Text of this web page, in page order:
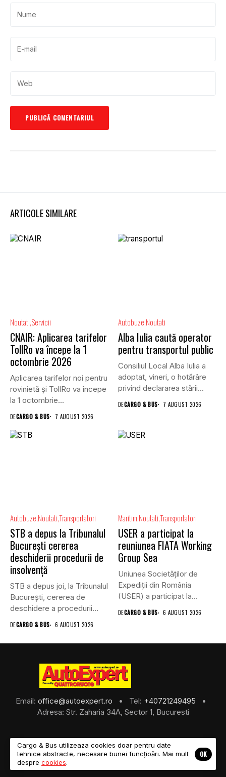
ARTICOLE SIMILARE
Noutati Servicii
CNAIR: Aplicarea tarifelor
TollRo va începe la 1
octombrie 2026
Aplicarea tarifelor noi pentru
rovinietă și TollRo va începe
la 1 octombrie...
DECARGO & BUS 7 AUGUST 2026
Autobuze Noutati
Alba Iulia caută operator
pentru transportul public
Consiliul Local Alba Iulia a
adoptat, vineri, o hotărâre
privind declararea stării...
DECARGO & BUS 7 AUGUST 2026
Autobuze NoutatiTransportatori
STB a depus la Tribunalul
București cererea
deschiderii procedurii de
insolvență
STB a depus joi, la Tribunalul
Bucureşti, cererea de
deschidere a procedurii...
DECARGO & BUS 6 AUGUST 2026
Maritim NoutatiTransportatori
USER a participat la
reuniunea FIATA Working
Group Sea
Uniunea Societăților de
Expediții din România
(USER) a participat la
reuniunea online...
DECARGO & BUS 6 AUGUST 2026
Email: office@autoexpert.ro • Tel: +40721249495
•
Adresa: Str. Zaharia 34A, Sector 1, Bucuresti
©2026 Cargo & Bus
Cargo & Bus utilizeaza cookies doar pentru date
tehnice abstracte, necesare bunei funcțioări. Mai mult
despre cookies.
OK